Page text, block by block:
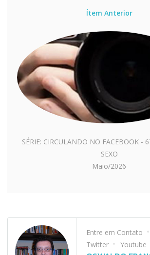
Ítem Anterior
SÉRIE: CIRCULANDO NO FACEBOOK -
SEXO
Maio/2026
Entre em Contato
Twitter
Youtube